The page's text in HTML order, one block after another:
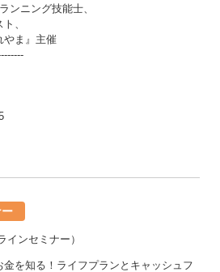
ンニング技能士、
、
やま』主催
ンセミナー）
を知る！ライフプランとキャッシュフ